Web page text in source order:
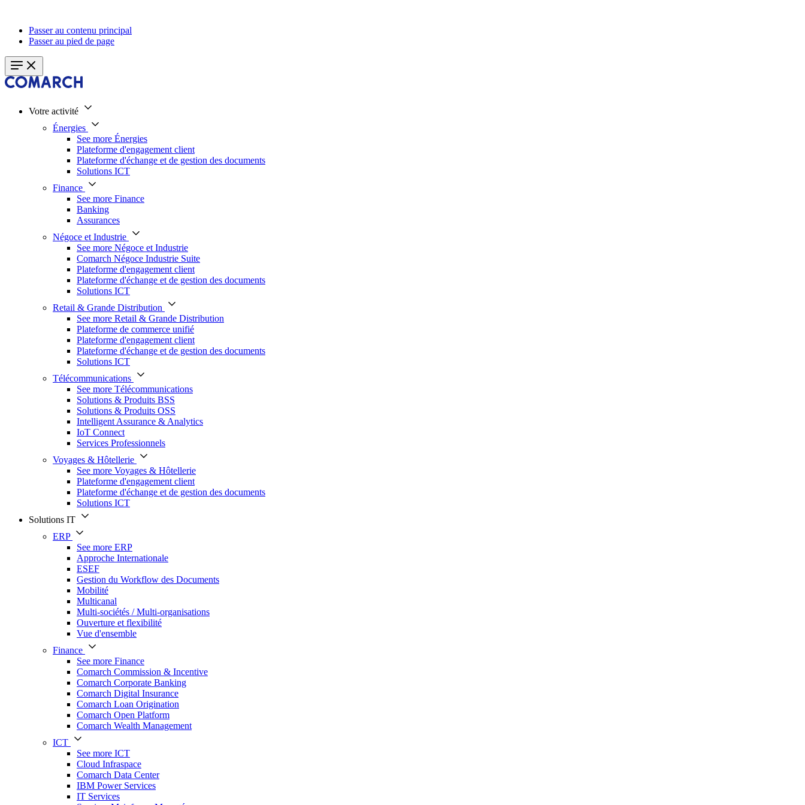
Passer au contenu principal
Passer au pied de page
Votre activité
Énergies
See more Énergies
Plateforme d'engagement client
Plateforme d'échange et de gestion des documents
Solutions ICT
Finance
See more Finance
Banking
Assurances
Négoce et Industrie
See more Négoce et Industrie
Comarch Négoce Industrie Suite
Plateforme d'engagement client
Plateforme d'échange et de gestion des documents
Solutions ICT
Retail & Grande Distribution
See more Retail & Grande Distribution
Plateforme de commerce unifié
Plateforme d'engagement client
Plateforme d'échange et de gestion des documents
Solutions ICT
Télécommunications
See more Télécommunications
Solutions & Produits BSS
Solutions & Produits OSS
Intelligent Assurance & Analytics
IoT Connect
Services Professionnels
Voyages & Hôtellerie
See more Voyages & Hôtellerie
Plateforme d'engagement client
Plateforme d'échange et de gestion des documents
Solutions ICT
Solutions IT
ERP
See more ERP
Approche Internationale
ESEF
Gestion du Workflow des Documents
Mobilité
Multicanal
Multi-sociétés / Multi-organisations
Ouverture et flexibilité
Vue d'ensemble
Finance
See more Finance
Comarch Commission & Incentive
Comarch Corporate Banking
Comarch Digital Insurance
Comarch Loan Origination
Comarch Open Platform
Comarch Wealth Management
ICT
See more ICT
Cloud Infraspace
Comarch Data Center
IBM Power Services
IT Services